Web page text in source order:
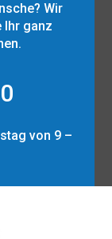
Wir
Ihr ganz
von 9 –